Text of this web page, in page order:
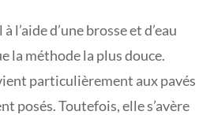
l’aide d’une brosse et d’eau
la méthode la plus douce.
particulièrement aux pavés
posés. Toutefois, elle s’avère